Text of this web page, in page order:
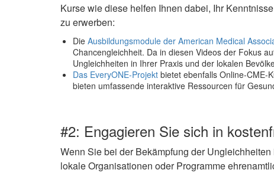
Kurse wie diese helfen Ihnen dabei, Ihr
zu erwerben:
Die Ausbildungsmodule der American Medical
Chancengleichheit. Da in diesen Videos der Fokus
Ungleichheiten in Ihrer Praxis und der lokalen
Das EveryONE-Projekt bietet ebenfalls Online-CME-
bieten umfassende interaktive Ressourcen für
#2: Engagieren Sie sich in
Wenn Sie bei der Bekämpfung der
lokale Organisationen oder Programme